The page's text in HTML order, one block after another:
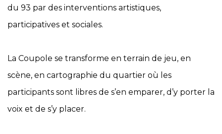
du 93 par des interventions artistiques,
participatives et sociales.
La Coupole se transforme en terrain de jeu, en
scène, en cartographie du quartier où les
participants sont libres de s’en emparer, d’y porter la
voix et de s’y placer.